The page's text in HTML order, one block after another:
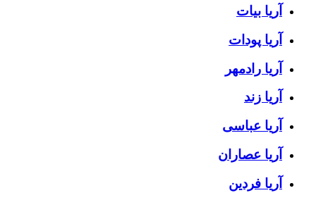
آریا بیات
آریا پودات
آریا رادمهر
آریا زند
آریا عباسی
آریا عصاران
آریا فردین